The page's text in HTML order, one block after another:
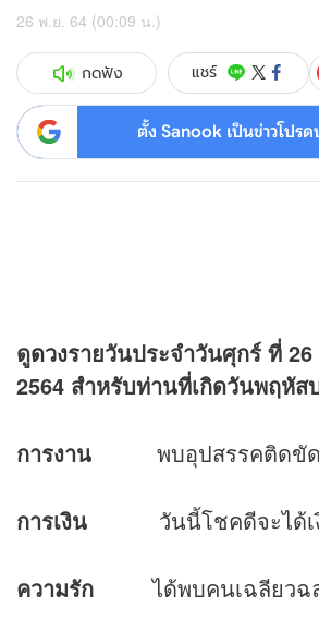
26 พ.ย. 64 (00:09 น.)
กดฟัง แชร์
ตั้ง Sanook เป็นข่าวโปร
ดูดวงรายวันประจำวันศุกร์ ที่
2564 สำหรับท่านที่เกิดวันพฤหัส
การงาน พบอุปสรรคติดขัด
การเงิน วันนี้โชคดีจะได้เ
ความรัก ได้พบคนเฉลียวฉล